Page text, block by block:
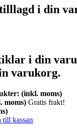
i din
i din
varukorg.
(inkl. moms)
moms) Gratis frakt!
till kassan